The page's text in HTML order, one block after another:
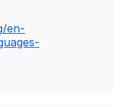
en-